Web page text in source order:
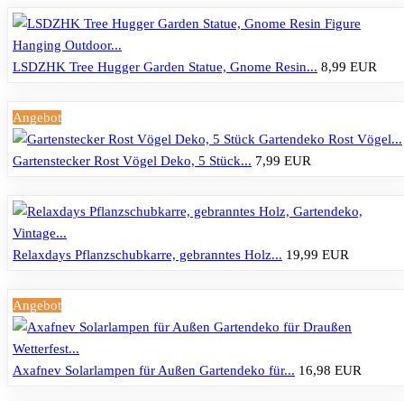
LSDZHK Tree Hugger Garden Statue, Gnome Resin... 8,99 EUR
Angebot
Gartenstecker Rost Vögel Deko, 5 Stück... 7,99 EUR
Relaxdays Pflanzschubkarre, gebranntes Holz... 19,99 EUR
Angebot
Axafnev Solarlampen für Außen Gartendeko für... 16,98 EUR